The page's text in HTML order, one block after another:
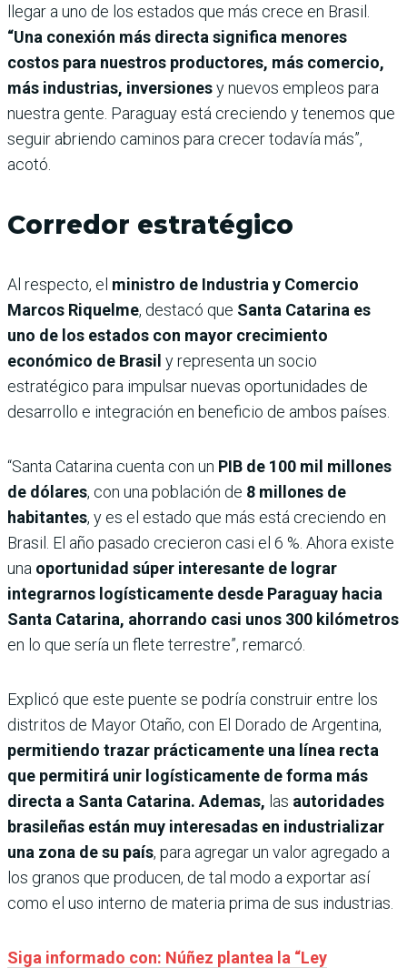
llegar a uno de los estados que más crece en Brasil.
“Una conexión más directa significa menores
costos para nuestros productores, más comercio,
más industrias, inversionesy nuevos empleos para
nuestra gente. Paraguay está creciendo y tenemos que
seguir abriendo caminos para crecer todavía más”,
acotó.
Corredor estratégico
Al respecto, el ministro de Industria y Comercio
Marcos Riquelme, destacó que Santa Catarina es
uno de los estados con mayor crecimiento
económico de Brasil y representa un socio
estratégico para impulsar nuevas oportunidades de
desarrollo e integración en beneficio de ambos países.
“Santa Catarina cuenta con un PIB de 100 mil millones
de dólares, con una población de 8 millones de
habitantes, y es el estado que más está creciendo en
Brasil. El año pasado crecieron casi el 6 %. Ahora existe
una oportunidad súper interesante de lograr
integrarnos logísticamente desde Paraguay hacia
Santa Catarina, ahorrando casi unos 300 kilómetros
en lo que sería un flete terrestre”, remarcó.
Explicó que este puente se podría construir entre los
distritos de Mayor Otaño, con El Dorado de Argentina,
permitiendo trazar prácticamente una línea recta
que permitirá unir logísticamente de forma más
directa a Santa Catarina. Ademas, las autoridades
brasileñas están muy interesadas en industrializar
una zona de su país, para agregar un valor agregado a
los granos que producen, de tal modo a exportar así
como el uso interno de materia prima de sus industrias.
Siga informado con: Núñez plantea la “Ley